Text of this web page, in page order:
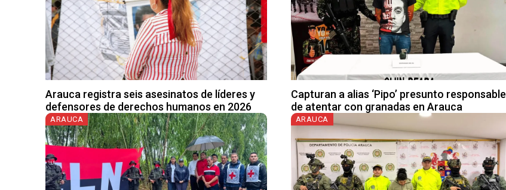
Arauca registra seis asesinatos de líderes y
defensores de derechos humanos en 2026
Capturan a alias ‘Pipo’ presunto responsable
de atentar con granadas en Arauca
ARAUCA ARAUCA